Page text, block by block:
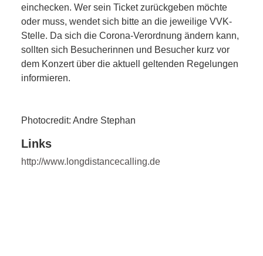
einchecken. Wer sein Ticket zurückgeben möchte
oder muss, wendet sich bitte an die jeweilige VVK-
Stelle. Da sich die Corona-Verordnung ändern kann,
sollten sich Besucherinnen und Besucher kurz vor
dem Konzert über die aktuell geltenden Regelungen
informieren.
Photocredit: Andre Stephan
Links
http://www.longdistancecalling.de